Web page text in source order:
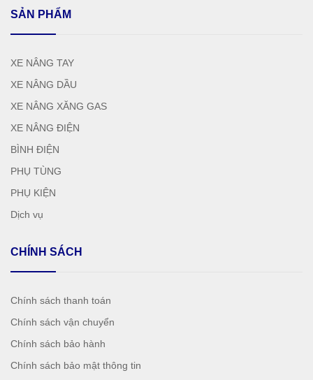
SẢN PHẨM
XE NÂNG TAY
XE NÂNG DẦU
XE NÂNG XĂNG GAS
XE NÂNG ĐIỆN
BÌNH ĐIỆN
PHỤ TÙNG
PHỤ KIỆN
Dịch vụ
CHÍNH SÁCH
Chính sách thanh toán
Chính sách vận chuyển
Chính sách bảo hành
Chính sách bảo mật thông tin